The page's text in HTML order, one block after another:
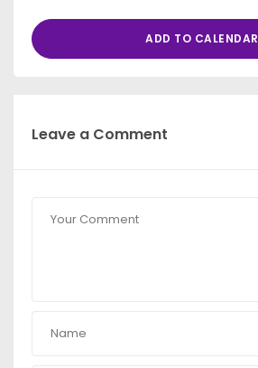
ADD TO CALENDAR
Leave a Comment